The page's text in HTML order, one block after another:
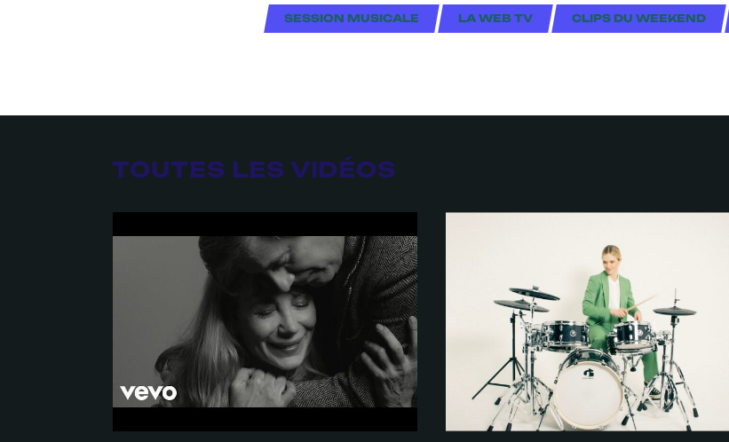
SESSION MUSICALE LA WEB TV CLIPS DU WEEKEND
TOUTES LES VIDÉOS